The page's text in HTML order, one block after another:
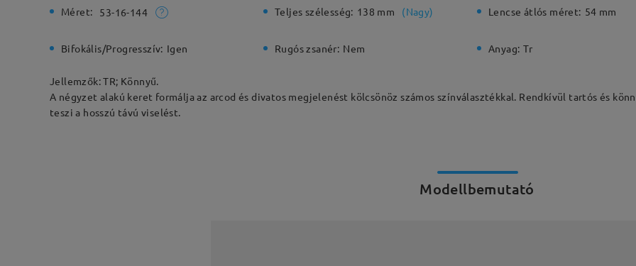
Méret: 53-16-144 Teljes szélesség: 138 mm (Nagy) Lencse átlós méret: 54 mm
Bifokális/Progresszív: Igen Rugós zsanér: Nem Anyag: Tr
Jellemzők: TR; Könnyű.
A négyzet alakú keret formálja az arcod és divatos megjelenést kölcsönöz számos színválasztékkal. Rendkívül tartós és
teszi a hosszú távú viselést.
Modellbemutató